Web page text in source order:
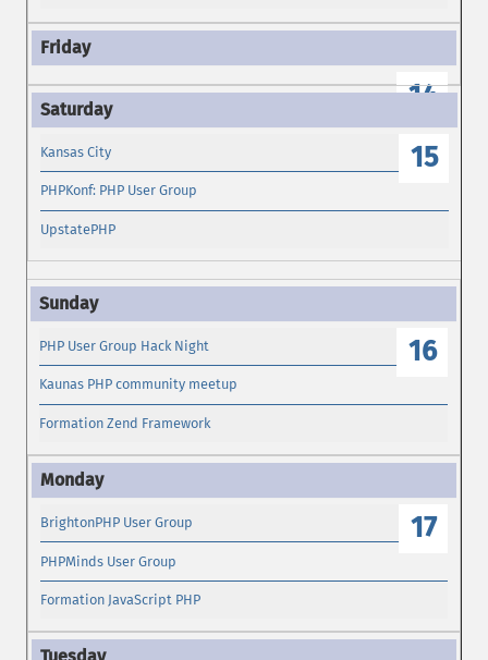
14
15
Kansas City
PHPKonf: PHP User Group
UpstatePHP
16
PHP User Group Hack Night
Kaunas PHP community meetup
Formation Zend Framework
17
BrightonPHP User Group
PHPMinds User Group
Formation JavaScript PHP